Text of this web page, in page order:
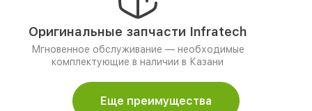
Оригинальные запчасти Infratech
Мгновенное обслуживание — необходимые
комплектующие в наличии в Казани
Еще преимущества